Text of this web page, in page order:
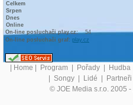
Celkem
Srpen
Dnes
Online
On-line posluchači play.cz:
54
On-line posluchači graf: play.cz
Home Program Pořady Hudba
Songy Lidé Partneři
© JOE Media s.r.o. 2005 -